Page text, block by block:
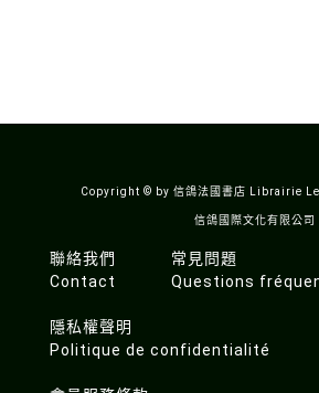
Copyright © by 信鴿法國書店 Librairie
信鴿國際文化有限公
聯絡我們
Contact
常見問題
Questions
隱私權聲明
Politique de confidentialité